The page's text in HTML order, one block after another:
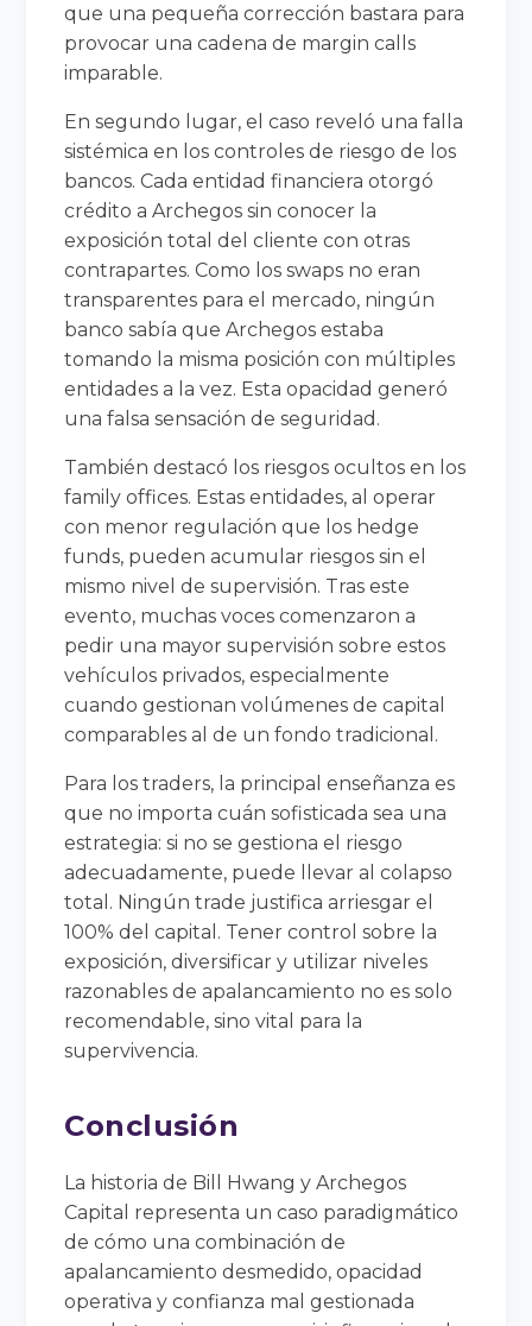
que una pequeña corrección bastara para
provocar una cadena de margin calls
imparable.
En segundo lugar, el caso reveló una falla
sistémica en los controles de riesgo de los
bancos. Cada entidad financiera otorgó
crédito a Archegos sin conocer la
exposición total del cliente con otras
contrapartes. Como los swaps no eran
transparentes para el mercado, ningún
banco sabía que Archegos estaba
tomando la misma posición con múltiples
entidades a la vez. Esta opacidad generó
una falsa sensación de seguridad.
También destacó los riesgos ocultos en los
family offices. Estas entidades, al operar
con menor regulación que los hedge
funds, pueden acumular riesgos sin el
mismo nivel de supervisión. Tras este
evento, muchas voces comenzaron a
pedir una mayor supervisión sobre estos
vehículos privados, especialmente
cuando gestionan volúmenes de capital
comparables al de un fondo tradicional.
Para los traders, la principal enseñanza es
que no importa cuán sofisticada sea una
estrategia: si no se gestiona el riesgo
adecuadamente, puede llevar al colapso
total. Ningún trade justifica arriesgar el
100% del capital. Tener control sobre la
exposición, diversificar y utilizar niveles
razonables de apalancamiento no es solo
recomendable, sino vital para la
supervivencia.
Conclusión
La historia de Bill Hwang y Archegos
Capital representa un caso paradigmático
de cómo una combinación de
apalancamiento desmedido, opacidad
operativa y confianza mal gestionada